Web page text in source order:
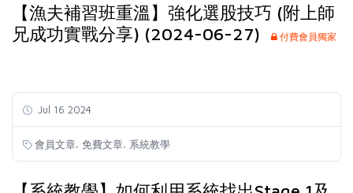
【漁夫補習班重溫】強化選股技巧 (附上師
兄成功實戰分享) (2024-06-27)
付費會員獨家
Jul 16 2024
會員文章, 免費文章, 系統教學